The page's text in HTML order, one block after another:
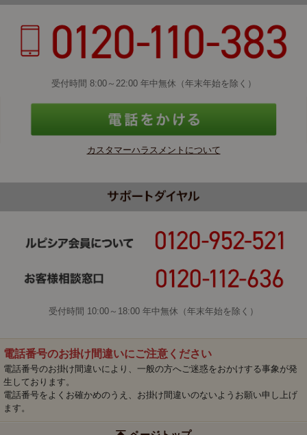
受付時間 8:00～22:00 年中無休（年末年始を除く）
カスタマーハラスメントについて
受付時間 10:00～18:00 年中無休（年末年始を除く）
電話番号のお掛け間違いにご注意ください
電話番号のお掛け間違いにより、一般の方へご迷惑をおかけする事象が発
生しております。
電話番号をよくお確かめのうえ、お掛け間違いのないようお願い申し上げ
ます。